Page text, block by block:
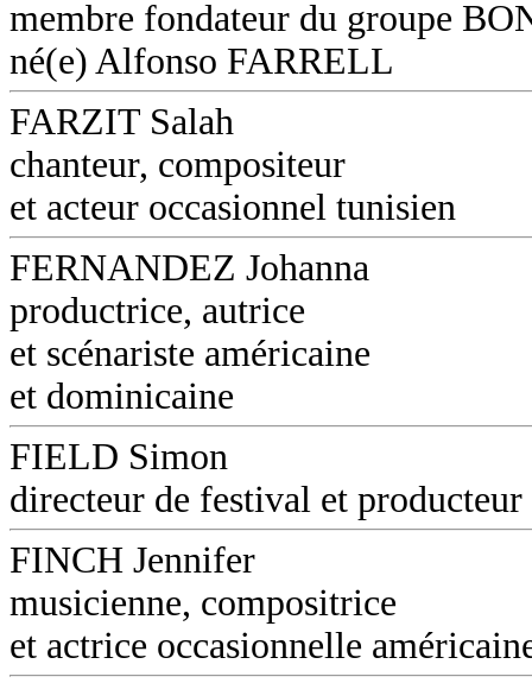
membre fondateur du groupe
né(e) Alfonso FARRELL
FARZIT Salah
chanteur, compositeur
et acteur occasionnel tunisien
FERNANDEZ Johanna
productrice, autrice
et scénariste américaine
et dominicaine
FIELD Simon
directeur de festival et
FINCH Jennifer
musicienne, compositrice
et actrice occasionnelle